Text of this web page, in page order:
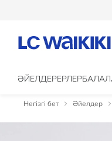
ӘЙЕЛДЕРЕРЛЕР
Негізгі бет Әйелдер